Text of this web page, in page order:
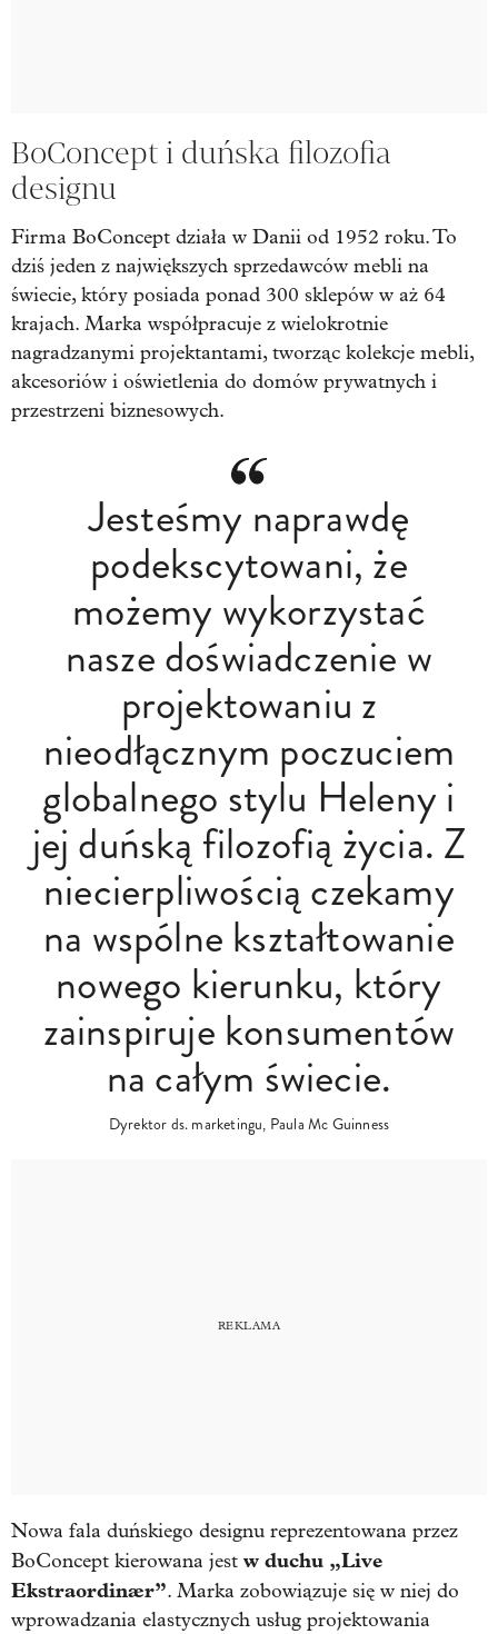
BoConcept i duńska filozofia
designu
Firma BoConcept działa w Danii od 1952 roku. To
dziś jeden z największych sprzedawców mebli na
świecie, który posiada ponad 300 sklepów w aż 64
krajach. Marka współpracuje z wielokrotnie
nagradzanymi projektantami, tworząc kolekcje mebli,
akcesoriów i oświetlenia do domów prywatnych i
przestrzeni biznesowych.
Jesteśmy naprawdę
podekscytowani, że
możemy wykorzystać
nasze doświadczenie w
projektowaniu z
nieodłącznym poczuciem
globalnego stylu Heleny i
jej duńską filozofią życia. Z
niecierpliwością czekamy
na wspólne kształtowanie
nowego kierunku, który
zainspiruje konsumentów
na całym świecie.
Dyrektor ds. marketingu, Paula Mc Guinness
Nowa fala duńskiego designu reprezentowana przez
BoConcept kierowana jest w duchu „Live
Ekstraordinær”. Marka zobowiązuje się w niej do
wprowadzania elastycznych usług projektowania